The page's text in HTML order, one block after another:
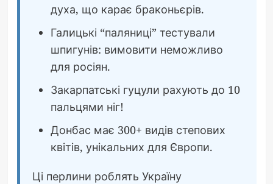
духа, що карає браконьєрів.
Галицькі “паляниці” тестували
шпигунів: вимовити неможливо
для росіян.
Закарпатські гуцули рахують до 10
пальцями ніг!
Донбас має 300+ видів степових
квітів, унікальних для Європи.
Ці перлини роблять Україну